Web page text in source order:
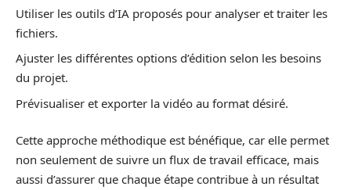
Utiliser les outils d’IA proposés pour analyser et traiter les
fichiers.
Ajuster les différentes options d’édition selon les besoins
du projet.
Prévisualiser et exporter la vidéo au format désiré.
Cette approche méthodique est bénéfique, car elle permet
non seulement de suivre un flux de travail efficace, mais
aussi d’assurer que chaque étape contribue à un résultat